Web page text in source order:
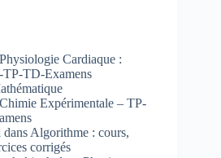
Physiologie Cardiaque :
TP-TD-Examens
Chimie Expérimentale – TP-
dans Algorithme : cours,
corrigés